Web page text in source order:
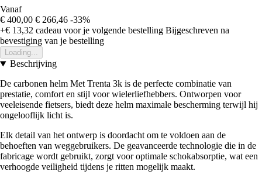
Vanaf
€ 400,00 € 266,46 -33%
+€ 13,32 cadeau voor je volgende bestelling Bijgeschreven na
bevestiging van je bestelling
Loading...
Beschrijving
De carbonen helm Met Trenta 3k is de perfecte combinatie van
prestatie, comfort en stijl voor wielerliefhebbers. Ontworpen voor
veeleisende fietsers, biedt deze helm maximale bescherming terwijl hij
ongelooflijk licht is.
Elk detail van het ontwerp is doordacht om te voldoen aan de
behoeften van weggebruikers. De geavanceerde technologie die in de
fabricage wordt gebruikt, zorgt voor optimale schokabsorptie, wat een
verhoogde veiligheid tijdens je ritten mogelijk maakt.